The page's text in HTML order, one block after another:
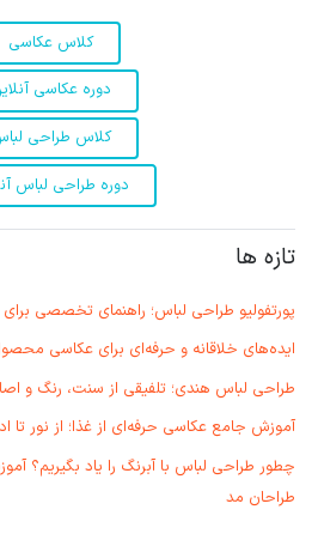
کلاس عکاسی
دوره عکاسی
کلاس طراحی
دوره طراحی لباس
تازه ها
پورتفولیو طراحی لباس؛ راهنمای تخصصی
ایده‌های خلاقانه و حرفه‌ای برای عکاسی
طراحی لباس هندی؛ تلفیقی از سنت، رنگ و
آموزش جامع عکاسی حرفه‌ای از غذا؛ از نور تا
چطور طراحی لباس با آبرنگ را یاد بگیریم؟
طراحان مد